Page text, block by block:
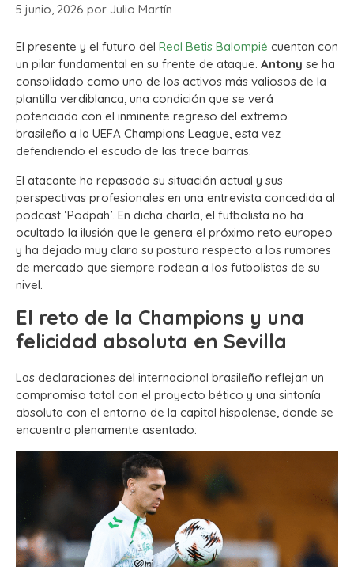
5 junio, 2026 por Julio Martín
El presente y el futuro del Real Betis Balompié cuentan con
un pilar fundamental en su frente de ataque. Antony se ha
consolidado como uno de los activos más valiosos de la
plantilla verdiblanca, una condición que se verá
potenciada con el inminente regreso del extremo
brasileño a la UEFA Champions League, esta vez
defendiendo el escudo de las trece barras.
El atacante ha repasado su situación actual y sus
perspectivas profesionales en una entrevista concedida al
podcast ‘Podpah’. En dicha charla, el futbolista no ha
ocultado la ilusión que le genera el próximo reto europeo
y ha dejado muy clara su postura respecto a los rumores
de mercado que siempre rodean a los futbolistas de su
nivel.
El reto de la Champions y una
felicidad absoluta en Sevilla
Las declaraciones del internacional brasileño reflejan un
compromiso total con el proyecto bético y una sintonía
absoluta con el entorno de la capital hispalense, donde se
encuentra plenamente asentado: